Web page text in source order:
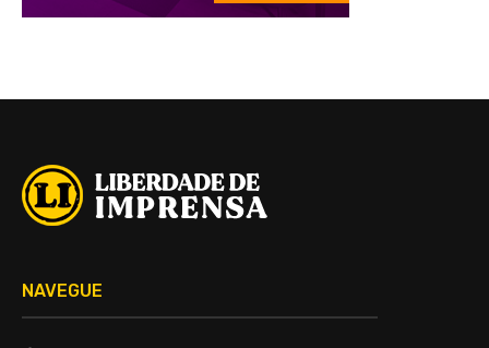
NAVEGUE